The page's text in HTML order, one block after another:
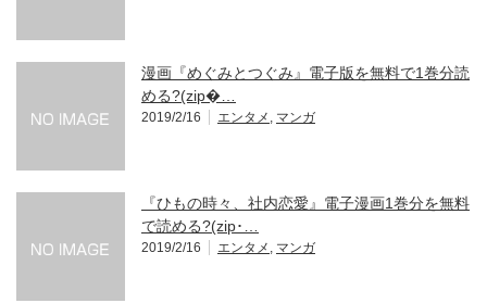
漫画『めぐみとつぐみ』電子版を無料で1巻分読
める?(zip�…
2019/2/16 エンタメ , マンガ
『ひもの時々、社内恋愛』電子漫画1巻分を無料
で読める?(zip･…
2019/2/16 エンタメ , マンガ